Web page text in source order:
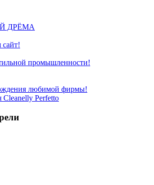
ДРЁМА
промышленности!
любимой фирмы!
Perfetto